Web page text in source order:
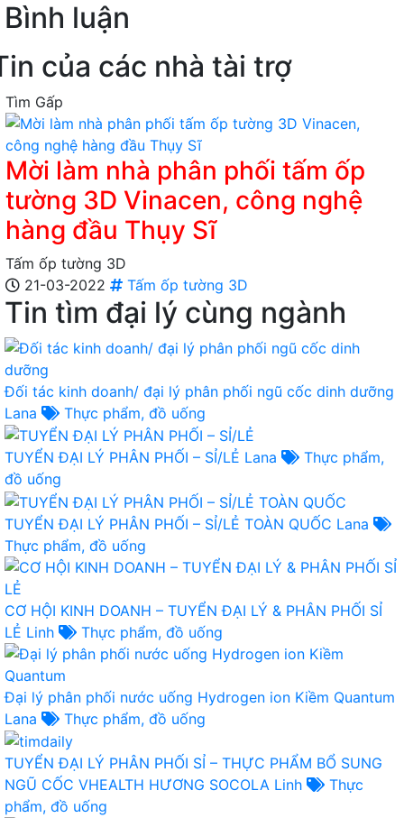
Bình luận
của các nhà tài trợ
Tìm Gấp
Mời làm nhà phân phối tấm ốp
tường 3D Vinacen, công nghệ
hàng đầu Thụy Sĩ
Tấm ốp tường 3D
21-03-2022
Tấm ốp tường 3D
Tin tìm đại lý cùng ngành
Đối tác kinh doanh/ đại lý phân phối ngũ cốc dinh dưỡng
Lana
Thực phẩm, đồ uống
TUYỂN ĐẠI LÝ PHÂN PHỐI – SỈ/LẺ Lana
Thực phẩm,
đồ uống
TUYỂN ĐẠI LÝ PHÂN PHỐI – SỈ/LẺ TOÀN QUỐC Lana
Thực phẩm, đồ uống
CƠ HỘI KINH DOANH – TUYỂN ĐẠI LÝ & PHÂN PHỐI SỈ
LẺ Linh Thực phẩm, đồ uống
Đại lý phân phối nước uống Hydrogen ion Kiềm Quantum
Lana
Thực phẩm, đồ uống
TUYỂN ĐẠI LÝ PHÂN PHỐI SỈ – THỰC PHẨM BỔ SUNG
NGŨ CỐC VHEALTH HƯƠNG SOCOLA Linh
Thực
phẩm, đồ uống